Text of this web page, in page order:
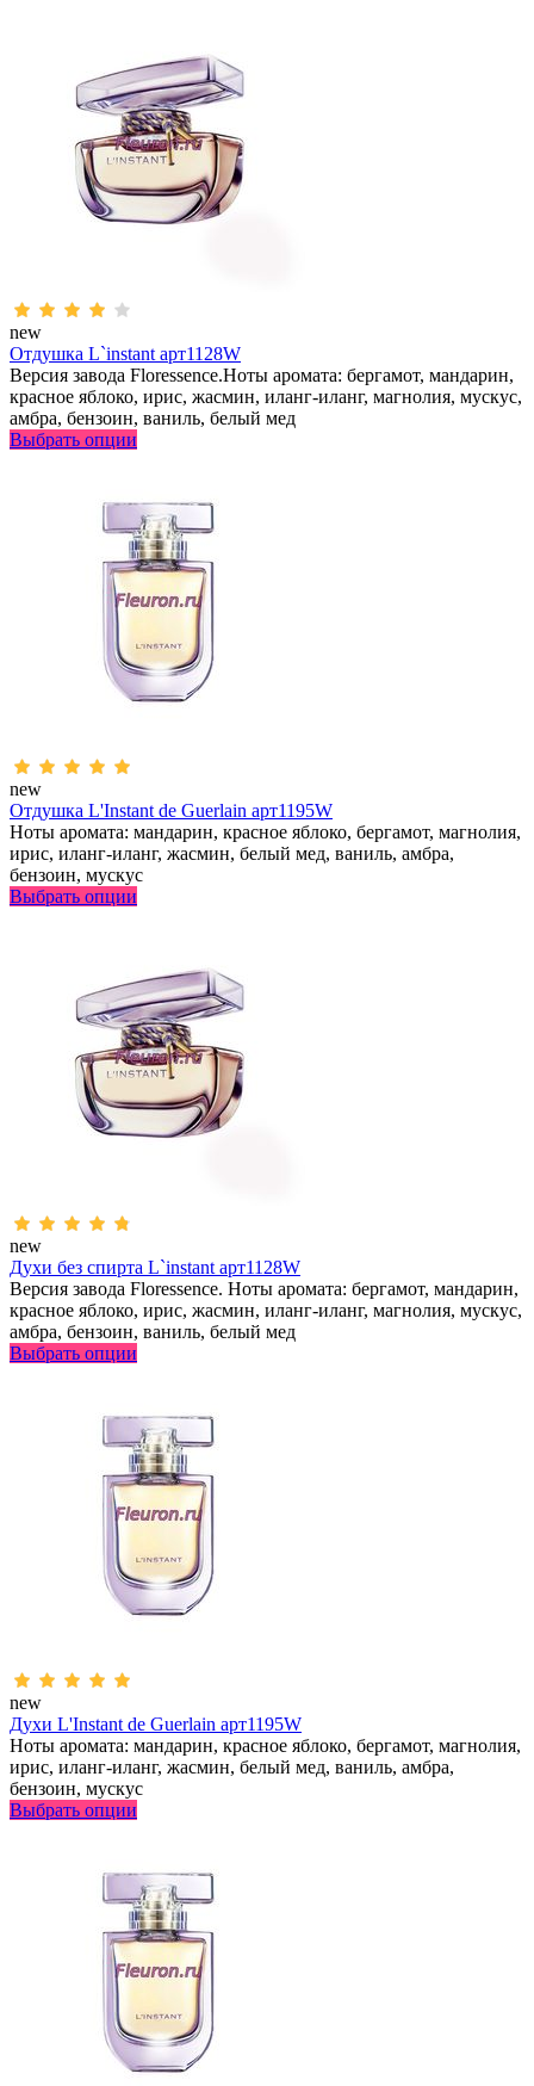
new
Отдушка L`instant арт1128W
Версия завода Floressence.Ноты аромата: бергамот, мандарин,
красное яблоко, ирис, жасмин, иланг-иланг, магнолия, мускус,
амбра, бензоин, ваниль, белый мед
Выбрать опции
new
Отдушка L'Instant de Guerlain арт1195W
Ноты аромата: мандарин, красное яблоко, бергамот, магнолия,
ирис, иланг-иланг, жасмин, белый мед, ваниль, амбра,
бензоин, мускус
Выбрать опции
new
Духи без спирта L`instant арт1128W
Версия завода Floressence. Ноты аромата: бергамот, мандарин,
красное яблоко, ирис, жасмин, иланг-иланг, магнолия, мускус,
амбра, бензоин, ваниль, белый мед
Выбрать опции
new
Духи L'Instant de Guerlain арт1195W
Ноты аромата: мандарин, красное яблоко, бергамот, магнолия,
ирис, иланг-иланг, жасмин, белый мед, ваниль, амбра,
бензоин, мускус
Выбрать опции